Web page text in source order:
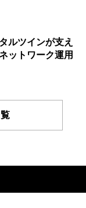
ルツインが支え
ットワーク運用